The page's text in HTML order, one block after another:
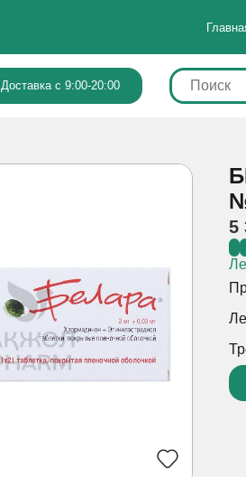
Доставка с 9:00-20:00
5